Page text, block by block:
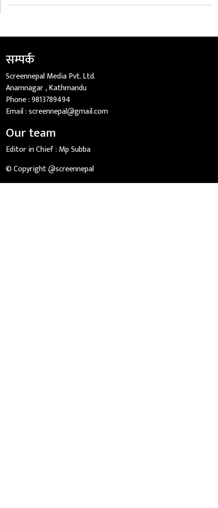
सम्पर्क
Screennepal Media Pvt. Ltd.
Anamnagar , Kathmandu
Phone :9813789494
Email :screennepal@gmail.com
Our team
Editor in Chief : Mp Subba
© Copyright @screennepal